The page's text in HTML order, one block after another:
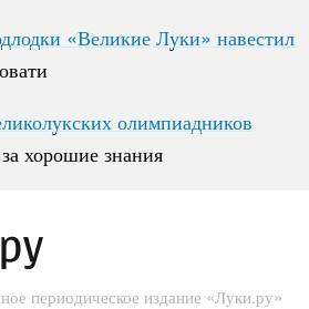
«Великие Луки» навестил
«Великие Луки» навестил
олимпиадников
хорошие знания
олимпиадников
хорошие знания
периодическое издание «Луки.ру»